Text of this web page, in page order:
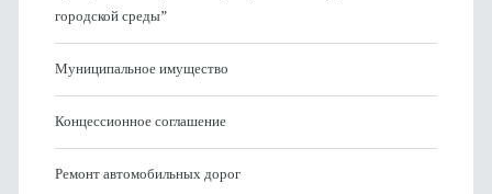
городской среды”
Муниципальное имущество
Концессионное соглашение
Ремонт автомобильных дорог